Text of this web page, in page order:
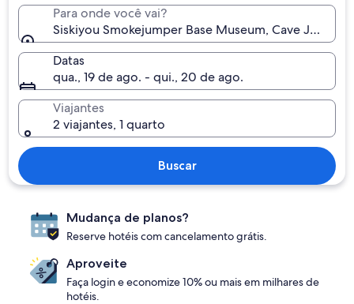
Para onde você vai?
Siskiyou Smokejumper Base Museum, Cave
Datas
qua., 19 de ago. - qui., 20 de ago.
Viajantes
2 viajantes, 1 quarto
Buscar
Mudança de planos?
Reserve hotéis com cancelamento grátis.
Aproveite
Faça login e economize 10% ou mais em milhares de
hotéis.